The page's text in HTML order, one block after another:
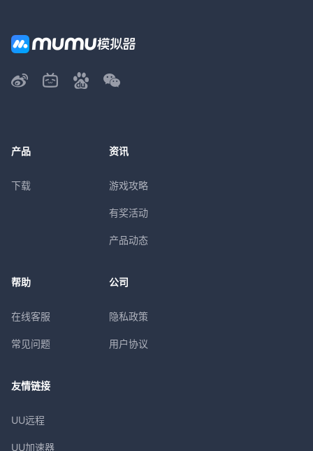
产品
下载
资讯
游戏攻略
有奖活动
产品动态
帮助
在线客服
常见问题
公司
隐私政策
用户协议
友情链接
UU远程
UU加速器